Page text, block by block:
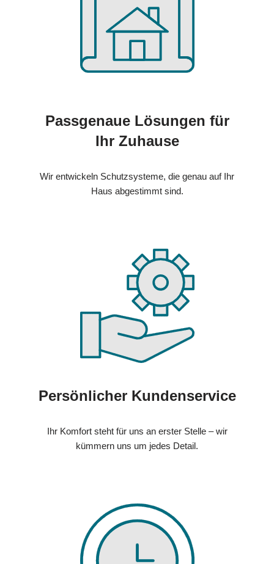
Passgenaue Lösungen für
Ihr Zuhause
Wir entwickeln Schutzsysteme, die genau auf Ihr
Haus abgestimmt sind.
Persönlicher Kundenservice
Ihr Komfort steht für uns an erster Stelle – wir
kümmern uns um jedes Detail.